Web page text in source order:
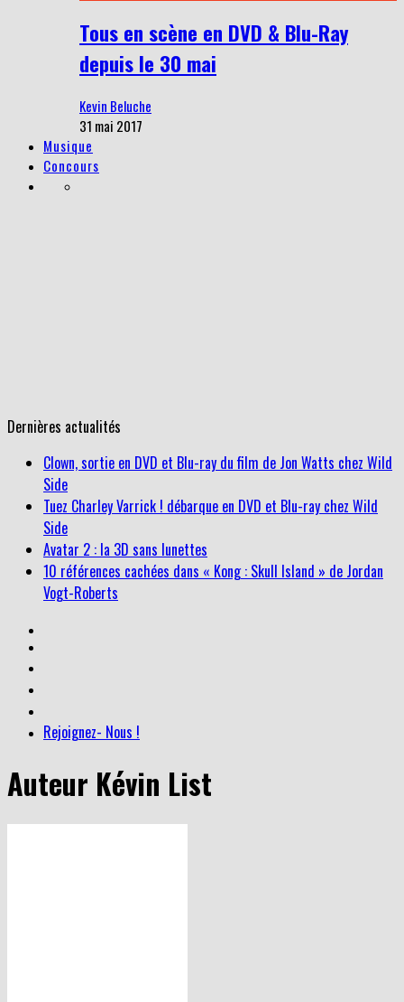
Tous en scène en DVD & Blu-Ray
depuis le 30 mai
Kevin Beluche
31 mai 2017
Musique
Concours
Dernières actualités
Clown, sortie en DVD et Blu-ray du film de Jon Watts chez Wild
Side
Tuez Charley Varrick ! débarque en DVD et Blu-ray chez Wild
Side
Avatar 2 : la 3D sans lunettes
10 références cachées dans « Kong : Skull Island » de Jordan
Vogt-Roberts
Rejoignez- Nous !
Auteur Kévin List